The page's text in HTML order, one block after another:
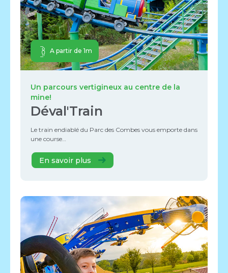
A partir de 1m
Un parcours vertigineux au centre de la
mine!
Déval'Train
Le train endiablé du Parc des Combes vous emporte dans
une course…
En savoir plus